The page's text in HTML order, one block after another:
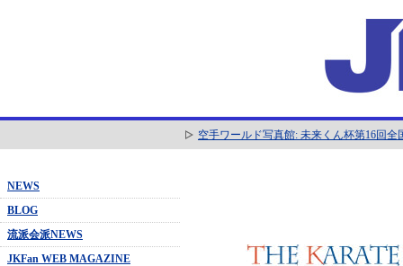
空手ワールド写真館: 未来くん杯第16回
NEWS
BLOG
流派会派NEWS
JKFan WEB MAGAZINE